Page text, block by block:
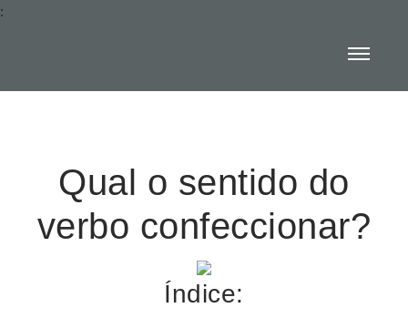
:
Qual o sentido do
verbo confeccionar?
Índice: